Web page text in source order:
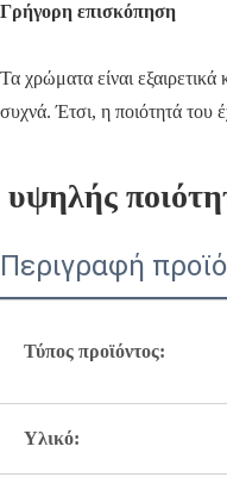
Γρήγορη επισκόπηση
Τα χρώματα είναι
συχνά. Έτσι, η ποιότητά του
υψηλής
Περιγραφή
Τύπος προϊόντος:
Υλικό: